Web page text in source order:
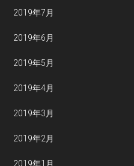
2019年7月
2019年6月
2019年5月
2019年4月
2019年3月
2019年2月
2019年1月